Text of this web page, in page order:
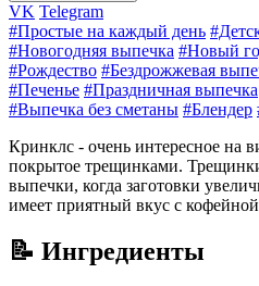
VK Telegram
#Простые на каждый день
#Новогодняя выпечка #Новый
#Рождество #Бездрожжевая
#Печенье #Праздничная выпечка
#Выпечка без сметаны #Блендер
Кринклс - очень интересное на
покрытое трещинками.
выпечки, когда заготовки
имеет приятный вкус с
📝 Ингредиенты